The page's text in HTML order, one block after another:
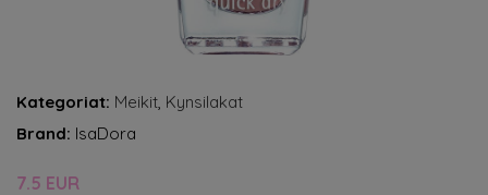
Kategoriat: Meikit, Kynsilakat
Brand: IsaDora
7.5 EUR